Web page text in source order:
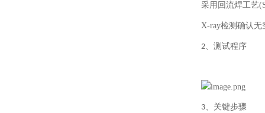
采用回流焊工艺
X-ray检测确认无
2、 测试程序
3、 关键步骤